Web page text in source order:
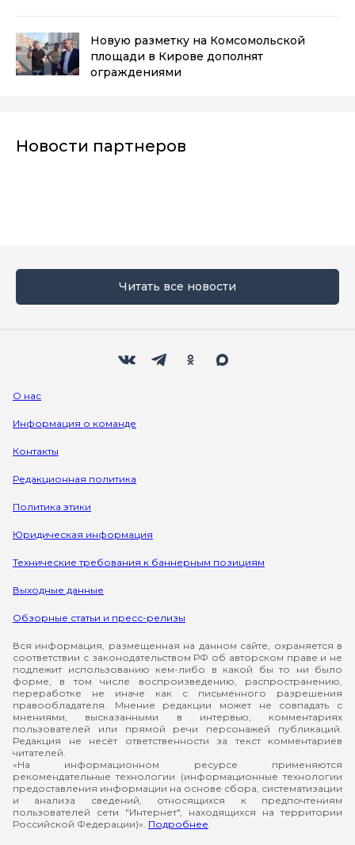
Новую разметку на Комсомольской
площади в Кирове дополнят
ограждениями
Новости партнеров
Читать все новости
О нас
Информация о команде
Контакты
Редакционная политика
Политика этики
Юридическая информация
Технические требования к баннерным позициям
Выходные данные
Обзорные статьи и пресс-релизы
Вся информация, размещенная на данном сайте, охраняется в
соответствии с законодательством РФ об авторском праве и не
подлежит использованию кем-либо в какой бы то ни было
форме, в том числе воспроизведению, распространению,
переработке не иначе как с письменного разрешения
правообладателя. Мнение редакции может не совпадать с
мнениями, высказанными в интервью, комментариях
пользователей или прямой речи персонажей публикаций.
Редакция не несёт ответственности за текст комментариев
читателей.
«На информационном ресурсе применяются
рекомендательные технологии (информационные технологии
предоставления информации на основе сбора, систематизации
и анализа сведений, относящихся к предпочтениям
пользователей сети "Интернет", находящихся на территории
Российской Федерации)». Подробнее